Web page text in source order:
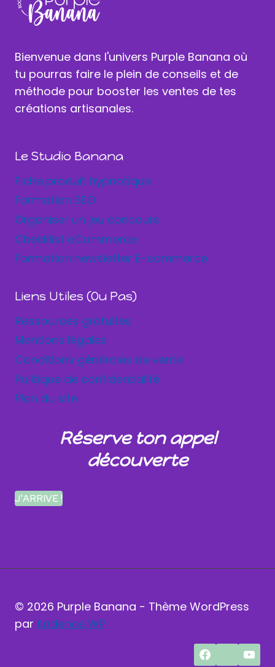
Bienvenue dans l'univers Purple Banana où
tu pourras faire le plein de conseils et de
méthode pour booster les ventes de tes
créations artisanales.
Le Studio Banana
Fiche produit hypnotique
Formation SEO
Organiser un jeu concours
Checklist eCommerce
Formation newsletter E-commerce
Liens Utiles (ou Pas)
Ressources gratuites
Mentions légales
Conditions générales de vente
Politique de confidentialité
Plan du site
Réserve ton appel
découverte
J'ARRIVE !
© 2026 Purple Banana - Thème WordPress
par Kadence WP